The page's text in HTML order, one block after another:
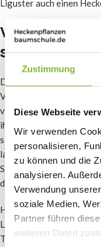
Zustimmung
Diese Webseite
Wir verwenden
personalisieren,
zu können und die
analysieren.
Verwendung
soziale Medien,
Partner führen
weiteren Daten
Liguster auch einen
schneiden
Die Ligusterhecke ist
Vernachlässigung relativ
vorzugsweise im August
ihn so weit
sie auf jeden Fall noch
lassen. Handelt es sich
Sie eine Höhe von
die Ligusterhecke oft
Haben Sie gerade im
Liguster aufzufrischen?
Triebe zurück und